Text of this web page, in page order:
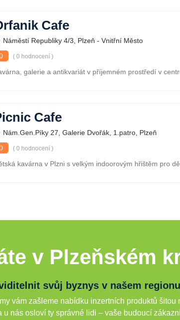
Cafe
Náměstí Republiky 4/3, Plzeň - Vnitřní Město
( 0 hodnocení )
galerie a antikvariát v příjemném prostředí v
Cafe
Nám.Gen.Píky 27, Galerie Dvořák, 1.patro, Plzeň
( 0 hodnocení )
kavárna v Plzni s velkým indoorovým hřištěm pro
v Plzeňském
svůj byznys v našem
vám zašleme nabídku inzertních produktů šitou
u nás osloví ty správné lidi – vaše budoucí